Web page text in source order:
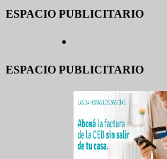
ESPACIO PUBLICITARIO
ESPACIO PUBLICITARIO